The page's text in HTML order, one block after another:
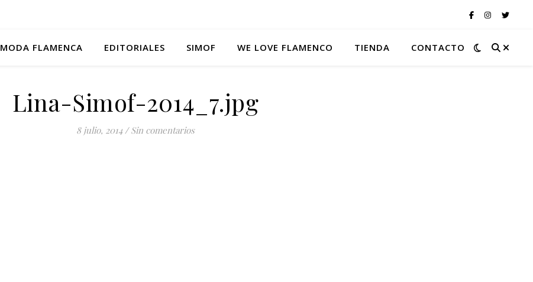
MODA FLAMENCA EDITORIALES SIMOF WE LOVE FLAMENCO TIENDA CONTACTO
Lina-Simof-2014_7.jpg
8 julio, 2014 / Sin comentarios